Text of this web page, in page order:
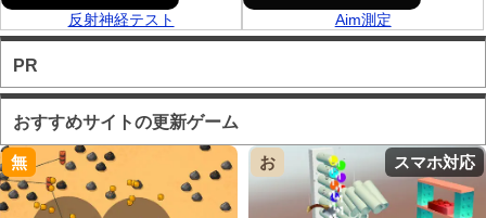
反射神経テスト Aim測定
PR
おすすめサイトの更新ゲーム
無 お スマホ対応